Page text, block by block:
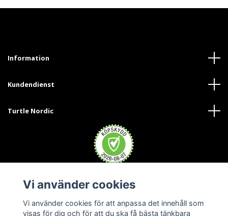
Information
Kundendienst
Turtle Nordic
Vi använder cookies
Vi använder cookies för att anpassa det innehåll som
visas för dig och för att du ska få bästa tänkbara